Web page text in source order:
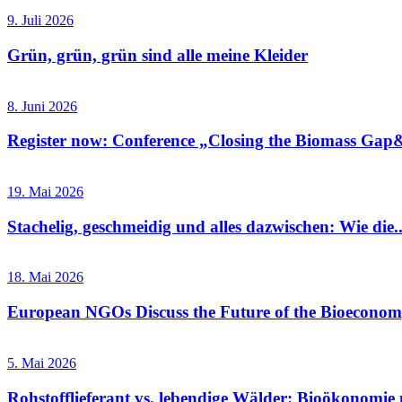
9. Juli 2026
Grün, grün, grün sind alle meine Kleider
8. Juni 2026
Register now: Conference „Closing the Biomass
19. Mai 2026
Stachelig, geschmeidig und alles dazwischen: Wie
18. Mai 2026
European NGOs Discuss the Future of the
5. Mai 2026
Rohstofflieferant vs. lebendige Wälder: Bioökonomie